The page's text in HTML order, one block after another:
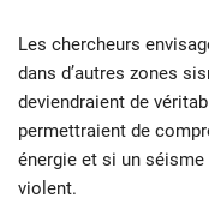
Les chercheurs
dans d’autres zones
deviendraient de
permettraient de
énergie et si un
violent.